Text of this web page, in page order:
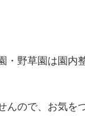
・野草園は園内
んので、お気を